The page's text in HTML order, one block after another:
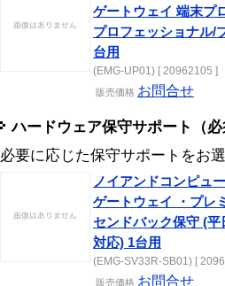
ゲートウェイ 端末プ
プロフェッショナル/
台用
(EMG-UP01) [ 20962105 ]
販売価格 お問合せ
ハードウェア保守サポート（
必要に応じた保守サポートをお
ノイアンドコンピュ
ゲートウェイ ・プレ
センドバック保守 (
対応) 1台用
(EMG-SV33R-SB01) [
販売価格 お問合せ